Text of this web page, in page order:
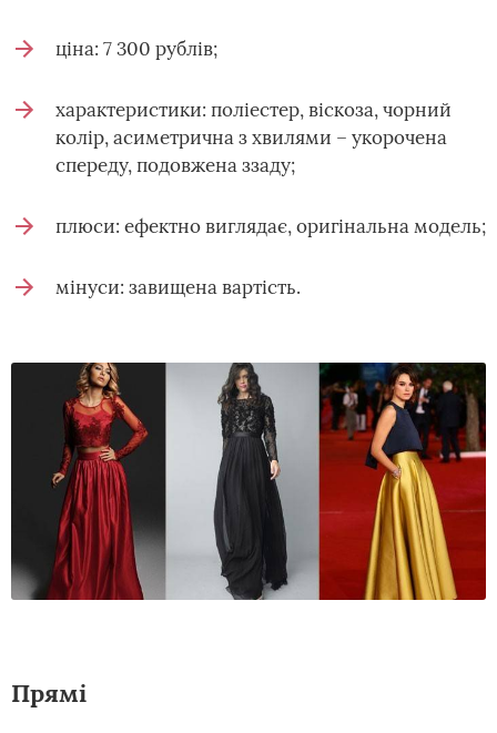
ціна: 7 300 рублів;
характеристики: поліестер, віскоза, чорний
колір, асиметрична з хвилями – укорочена
спереду, подовжена ззаду;
плюси: ефектно виглядає, оригінальна модель;
мінуси: завищена вартість.
Прямі